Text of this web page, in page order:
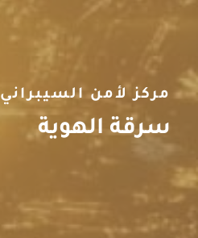
مركز لأمن السيبراني
سرقة الهوية